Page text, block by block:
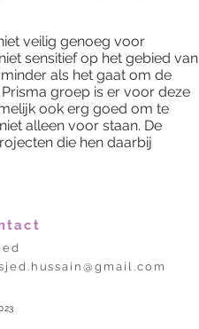
veilig genoeg voor
sensitief op het gebied van
als het gaat om de
groep is er voor deze
ook erg goed om te
alleen voor staan. De
die hen daarbij